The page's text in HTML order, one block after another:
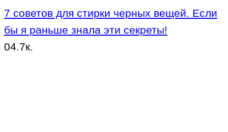
7 советов для стирки черных вещей. Если
бы я раньше знала эти секреты!
04.7к.